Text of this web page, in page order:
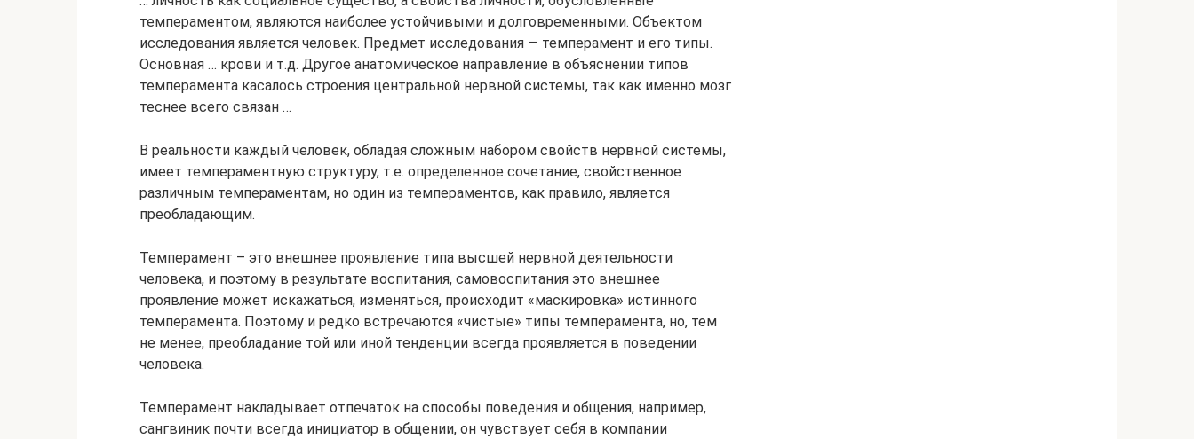
темпераментом, являются наиболее устойчивыми и долговременными. Объектом
исследования является человек. Предмет исследования — темперамент и его типы.
Основная … крови и т.д. Другое анатомическое направление в объяснении типов
темперамента касалось строения центральной нервной системы, так как именно мозг
теснее всего связан …
В реальности каждый человек, обладая сложным набором свойств нервной системы,
имеет темпераментную структуру, т.е. определенное сочетание, свойственное
различным темпераментам, но один из темпераментов, как правило, является
преобладающим.
Темперамент – это внешнее проявление типа высшей нервной деятельности
человека, и поэтому в результате воспитания, самовоспитания это внешнее
проявление может искажаться, изменяться, происходит «маскировка» истинного
темперамента. Поэтому и редко встречаются «чистые» типы темперамента, но, тем
не менее, преобладание той или иной тенденции всегда проявляется в поведении
человека.
Темперамент накладывает отпечаток на способы поведения и общения, например,
сангвиник почти всегда инициатор в общении, он чувствует себя в компании